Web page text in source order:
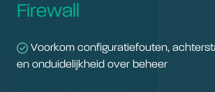
Firewall
Voorkom configuratiefouten,
en onduidelijkheid over beheer